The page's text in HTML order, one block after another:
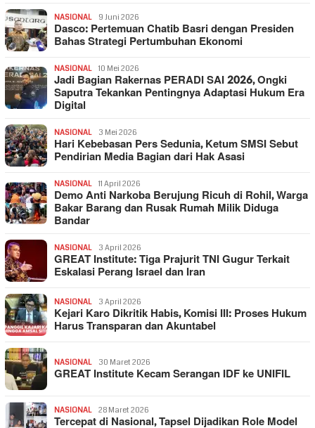
NASIONAL 9 Juni 2026
Dasco: Pertemuan Chatib Basri dengan Presiden
Bahas Strategi Pertumbuhan Ekonomi
NASIONAL 10 Mei 2026
Jadi Bagian Rakernas PERADI SAI 2026, Ongki
Saputra Tekankan Pentingnya Adaptasi Hukum Era
Digital
NASIONAL 3 Mei 2026
Hari Kebebasan Pers Sedunia, Ketum SMSI Sebut
Pendirian Media Bagian dari Hak Asasi
NASIONAL 11 April 2026
Demo Anti Narkoba Berujung Ricuh di Rohil, Warga
Bakar Barang dan Rusak Rumah Milik Diduga
Bandar
NASIONAL 3 April 2026
GREAT Institute: Tiga Prajurit TNI Gugur Terkait
Eskalasi Perang Israel dan Iran
NASIONAL 3 April 2026
Kejari Karo Dikritik Habis, Komisi III: Proses Hukum
Harus Transparan dan Akuntabel
NASIONAL 30 Maret 2026
GREAT Institute Kecam Serangan IDF ke UNIFIL
NASIONAL 28 Maret 2026
Tercepat di Nasional, Tapsel Dijadikan Role Model